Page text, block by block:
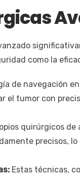
como la
de navegación
el tumor con
quirúrgicos
precisos,
Estas técnicas,